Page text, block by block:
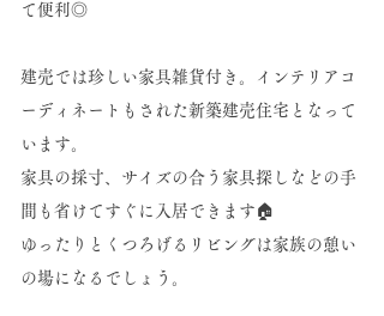
て便利◎
建売では珍しい家具雑貨付き。インテリアコ
ーディネートもされた新築建売住宅となって
います。
家具の採寸、サイズの合う家具探しなどの手
間も省けてすぐに入居できます🏠
ゆったりとくつろげるリビングは家族の憩い
の場になるでしょう。​